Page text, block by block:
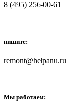
8 (495) 256-00-61
пишите:
remont@helpanu.ru
Мы работаем: